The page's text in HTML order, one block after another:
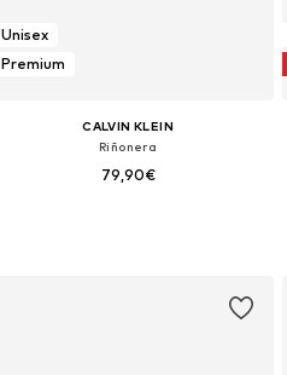
Unisex
Premium
CALVIN KLEIN
Riñonera
79,90€